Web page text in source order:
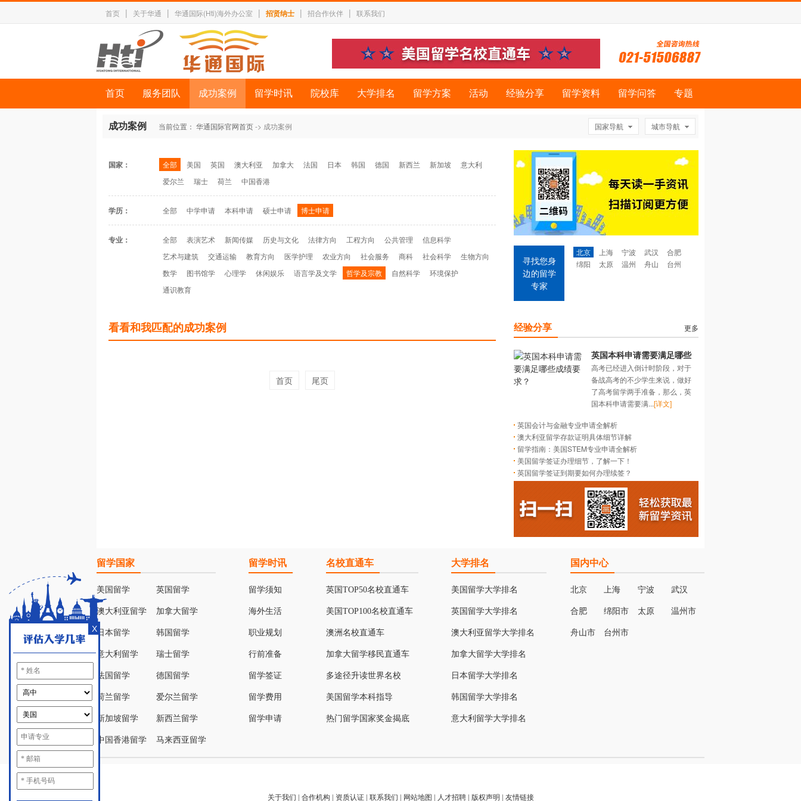
首页 | 关于华通 | 华通国际(Hti)海外办公室 | 招贤纳士 | 招合作伙伴 | 联系我们
首页 服务团队 成功案例 留学时讯 院校库 大学排名 留学方案 活动 经验分享 留学资料 留学问答 专题
成功案例 国家导航 城市导航
当前位置： 华通国际官网首页-> 成功案例
国家： 全部 美国 英国 澳大利亚 加拿大 法国 日本 韩国 德国 新西兰 新加坡
意大利
爱尔兰
瑞士 荷兰 中国香港
学历： 全部 中学申请 本科申请 硕士申请 博士申请
专业： 全部 表演艺术 新闻传媒 历史与文化 法律方向 工程方向 公共管理
信息科学
艺术与建筑
交通运输 教育方向 医学护理 农业方向 社会服务 商科 社会科学
生物方向
数学
图书馆学 心理学 休闲娱乐 语言学及文学 哲学及宗教 自然科学
环境保护
通识教育
看看和我匹配的成功案例
首页 尾页
寻找您身
边的留学
专家
北京 上海 宁波 武汉
合肥
绵阳
太原 温州 舟山 台州
经验分享 更多
英国本科申请需要满足哪些
成绩要求？
高考已经进入倒计时阶段，对于
备战高考的不少学生来说，做好
了高考留学两手准备，那么，英
国本科申请需要满...[详文]
英国会计与金融专业申请全解析
澳大利亚留学存款证明具体细节详解
留学指南：美国STEM专业申请全解析
美国留学签证办理细节，了解一下！
英国留学签证到期要如何办理续签？
X
留学国家
美国留学 英国留学
澳大利亚留学 加拿大留学
日本留学 韩国留学
意大利留学 瑞士留学
法国留学 德国留学
荷兰留学 爱尔兰留学
新加坡留学 新西兰留学
中国香港留学 马来西亚留学
留学时讯
留学须知
海外生活
职业规划
行前准备
留学签证
留学费用
留学申请
名校直通车
英国TOP50名校直通车
美国TOP100名校直通车
澳洲名校直通车
加拿大留学移民直通车
多途径升读世界名校
美国留学本科指导
热门留学国家奖金揭底
大学排名
美国留学大学排名
英国留学大学排名
澳大利亚留学大学排名
加拿大留学大学排名
日本留学大学排名
韩国留学大学排名
意大利留学大学排名
国内中心
北京 上海 宁波 武汉
合肥 绵阳市 太原 温州市
舟山市 台州市
关于我们 | 合作机构 | 资质认证| 联系我们 | 网站地图 | 人才招聘| 版权声明 | 友情链接